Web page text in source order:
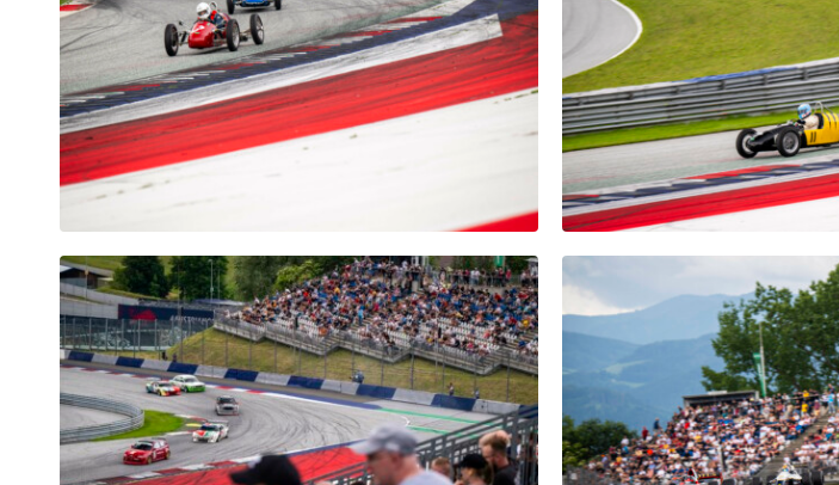
Alle anzeigen
Fahrzeug
Alle anzeigen